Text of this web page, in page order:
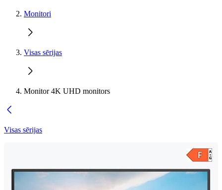
Monitori
Visas sērijas
Monitor 4K UHD monitors
Visas sērijas